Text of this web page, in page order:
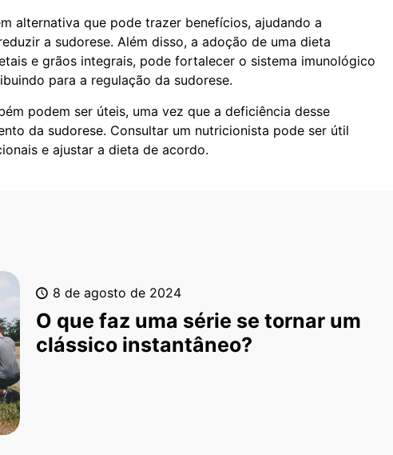
alternativa que pode trazer benefícios, ajudando a
a sudorese. Além disso, a adoção de uma dieta
e grãos integrais, pode fortalecer o sistema imunológico
para a regulação da sudorese.
podem ser úteis, uma vez que a deficiência desse
da sudorese. Consultar um nutricionista pode ser útil
e ajustar a dieta de acordo.
8 de agosto de 2024
O que faz uma série se tornar um
clássico instantâneo?